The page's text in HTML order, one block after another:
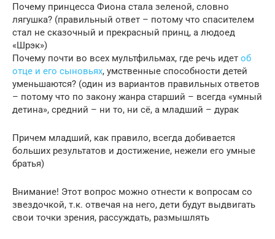
Почему принцесса Фиона стала зеленой, словно
лягушка? (правильный ответ – потому что спасителем
стал не сказочный и прекрасный принц, а людоед
«Шрэк»)
Почему почти во всех мультфильмах, где речь идет об
отце и его сыновьях, умственные способности детей
уменьшаются? (один из вариантов правильных ответов
– потому что по закону жанра старший – всегда «умный
детина», средний – ни то, ни сё, а младший – дурак
Причем младший, как правило, всегда добивается
больших результатов и достижение, нежели его умные
братья)
Внимание! Этот вопрос можно отнести к вопросам со
звездочкой, т.к. отвечая на него, дети будут выдвигать
свои точки зрения, рассуждать, размышлять